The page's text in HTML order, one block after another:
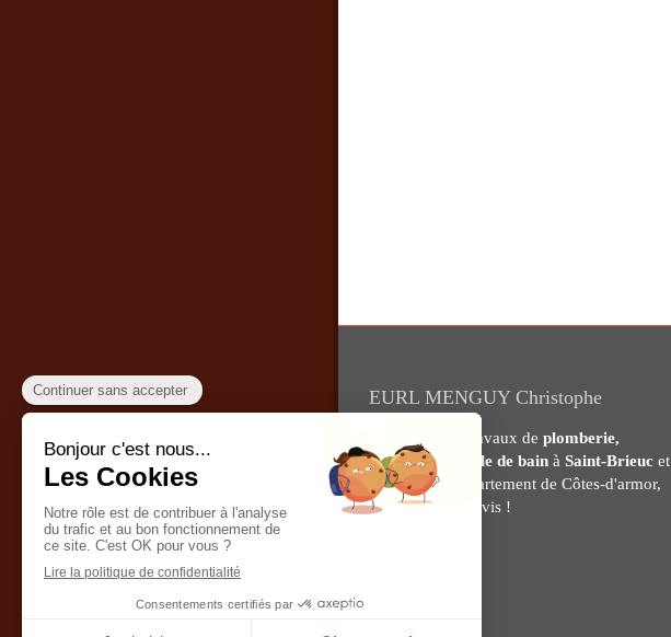
EURL MENGUY Christophe
Pour tous vos travaux de plomberie,
électricité et salle de bain à Saint-Brieuc et
dans tout le département de Côtes-d'armor,
demandez un devis !